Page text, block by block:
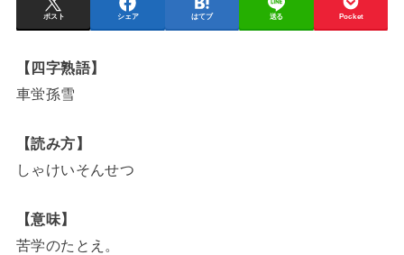
ポスト シェア はてブ 送る Pocket
【四字熟語】
車蛍孫雪
【読み方】
しゃけいそんせつ
【意味】
苦学のたとえ。